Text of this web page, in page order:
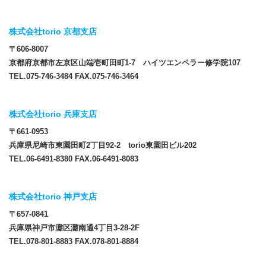
株式会社torio 京都支店
〒606-8007
京都府京都市左京区山端壱町田町1-7 ハイツエンペラー修学院107
TEL.075-746-3484 FAX.075-746-3464
株式会社torio 兵庫支店
〒661-0953
兵庫県尼崎市東園田町2丁目92-2 torio東園田ビル202
TEL.06-6491-8380 FAX.06-6491-8083
株式会社torio 神戸支店
〒657-0841
兵庫県神戸市灘区灘南通4丁目3-28-2F
TEL.078-801-8883 FAX.078-801-8884